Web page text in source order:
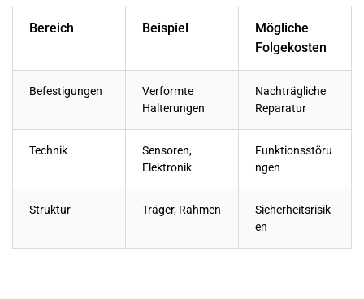
Bereich Beispiel
Mögliche
Folgekosten
Befestigungen
Verformte
Halterungen
Nachträgliche
Reparatur
Technik
Sensoren,
Elektronik
Funktionsstöru
ngen
Struktur Träger, Rahmen
Sicherheitsrisik
en